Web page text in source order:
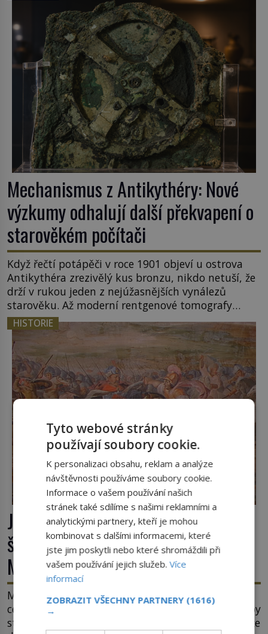
Mechanismus z Antikythéry: Nové
výzkumy odhalují další překvapení o
starověkém počítači
Když řečtí potápěči v roce 1901 objeví u ostrova
Antikythéra zrezivělý kus bronzu, nikdo netuší, že
drží v rukou jeden z nejúžasnějších vynálezů
starověku. Až moderní rentgenové tomografy
odhalí desítky ozubených kol ukrytých uvnitř.
Mechanismus z Antikythéry je dnes považován za
nejstarší známý analogový počítač na světě. Přesto
ani po více než sto letech výzkumu […]
HISTORIE
Jaroslav ze Šternberka: Neexistující
šlechtic, který z Moravy vyžene
Mongoly
Mongolové se tlačí do Evropy a hrozí, že ovládnou
celý svět. Ale naštěstí jim v samotném srdci Evropy
stojí v cestě malé, ale silné království, které dokáže
Tyto webové stránky
používají soubory cookie.
K personalizaci obsahu, reklam a analýze
návštěvnosti používáme soubory cookie.
Informace o vašem používání našich
stránek také sdílíme s našimi reklamními a
analytickými partnery, kteří je mohou
kombinovat s dalšími informacemi, které
jste jim poskytli nebo které shromáždili při
vašem používání jejich služeb.Více
informací
ZOBRAZIT VŠECHNY PARTNERY (1616)
→